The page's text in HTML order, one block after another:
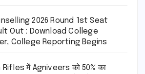
2026 Round 1st Seat
Out : Download College
College Reporting Begins
Rifles में Agniveers को 50% का